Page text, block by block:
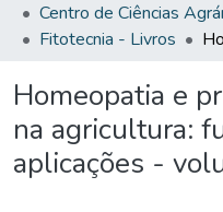
Centro de Ciências
Fitotecnia - Livros
Homeopatia e
na agricultura:
aplicações -